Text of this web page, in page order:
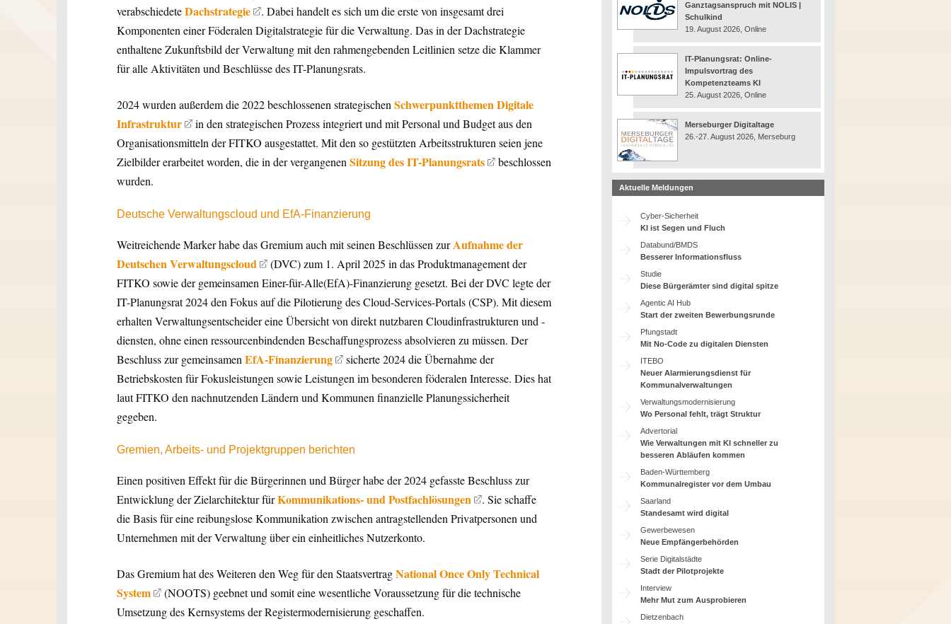
verabschiedeteDachstrategie
. Dabei handelt es sich um die erste von insgesamt drei
Komponenten einer Föderalen Digitalstrategie für die Verwaltung. Das in der Dachstrategie
enthaltene Zukunftsbild der Verwaltung mit den rahmengebenden Leitlinien setze die Klammer
für alle Aktivitäten und Beschlüsse des IT-Planungsrats.
2024 wurden außerdem die 2022 beschlossenen strategischen Schwerpunktthemen Digitale
Infrastruktur
in den strategischen Prozess integriert und mit Personal und Budget aus den
Organisationsmitteln der FITKO ausgestattet. Mit den so gestützten Arbeitsstrukturen seien jene
Zielbilder erarbeitet worden, die in der vergangenen Sitzung des IT-Planungsrats
beschlossen
wurden.
Deutsche Verwaltungscloud und EfA-Finanzierung
Weitreichende Marker habe das Gremium auch mit seinen Beschlüssen zurAufnahme der
Deutschen Verwaltungscloud
(DVC) zum 1. April 2025 in das Produktmanagement der
FITKO sowie der gemeinsamen Einer-für-Alle(EfA)-Finanzierung gesetzt. Bei der DVC legte der
IT-Planungsrat 2024 den Fokus auf die Pilotierung des Cloud-Services-Portals (CSP). Mit diesem
erhalten Verwaltungsentscheider eine Übersicht von direkt nutzbaren Cloudinfrastrukturen und -
diensten, ohne einen ressourcenbindenden Beschaffungsprozess absolvieren zu müssen. Der
Beschluss zur gemeinsamen EfA-Finanzierung
sicherte 2024 die Übernahme der
Betriebskosten für Fokusleistungen sowie Leistungen im besonderen föderalen Interesse. Dies hat
laut FITKO den nachnutzenden Ländern und Kommunen finanzielle Planungssicherheit
gegeben.
Gremien, Arbeits- und Projektgruppen berichten
Einen positiven Effekt für die Bürgerinnen und Bürger habe der 2024 gefasste Beschluss zur
Entwicklung der Zielarchitektur fürKommunikations- und Postfachlösungen
. Sie schaffe
die Basis für eine reibungslose Kommunikation zwischen antragstellenden Privatpersonen und
Unternehmen mit der Verwaltung über ein einheitliches Nutzerkonto.
Das Gremium hat des Weiteren den Weg für den StaatsvertragNational Once Only Technical
System
(NOOTS) geebnet und somit eine wesentliche Voraussetzung für die technische
Umsetzung des Kernsystems der Registermodernisierung geschaffen.
Ganztagsanspruch mit NOLIS |
Schulkind
19. August 2026, Online
IT-Planungsrat: Online-
Impulsvortrag des
Kompetenzteams KI
25. August 2026, Online
Merseburger Digitaltage
26.-27. August 2026, Merseburg
Aktuelle Meldungen
Cyber-Sicherheit
KI ist Segen und Fluch
Databund/BMDS
Besserer Informationsfluss
Studie
Diese Bürgerämter sind digital spitze
Agentic AI Hub
Start der zweiten Bewerbungsrunde
Pfungstadt
Mit No-Code zu digitalen Diensten
ITEBO
Neuer Alarmierungsdienst für
Kommunalverwaltungen
Verwaltungsmodernisierung
Wo Personal fehlt, trägt Struktur
Advertorial
Wie Verwaltungen mit KI schneller zu
besseren Abläufen kommen
Baden-Württemberg
Kommunalregister vor dem Umbau
Saarland
Standesamt wird digital
Gewerbewesen
Neue Empfängerbehörden
Serie Digitalstädte
Stadt der Pilotprojekte
Interview
Mehr Mut zum Ausprobieren
Dietzenbach